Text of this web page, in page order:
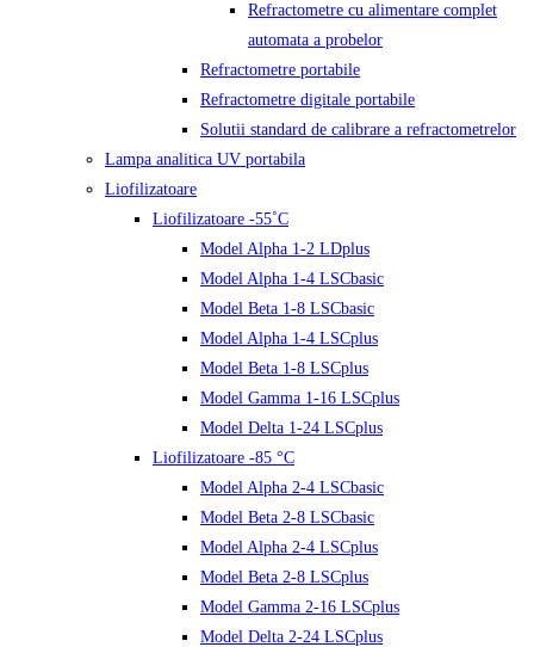
Refractometre cu alimentare complet
automata a probelor
Refractometre portabile
Refractometre digitale portabile
Solutii standard de calibrare a refractometrelor
Lampa analitica UV portabila
Liofilizatoare
Liofilizatoare -55˚C
Model Alpha 1-2 LDplus
Model Alpha 1-4 LSCbasic
Model Beta 1-8 LSCbasic
Model Alpha 1-4 LSCplus
Model Beta 1-8 LSCplus
Model Gamma 1-16 LSCplus
Model Delta 1-24 LSCplus
Liofilizatoare -85 °C
Model Alpha 2-4 LSCbasic
Model Beta 2-8 LSCbasic
Model Alpha 2-4 LSCplus
Model Beta 2-8 LSCplus
Model Gamma 2-16 LSCplus
Model Delta 2-24 LSCplus